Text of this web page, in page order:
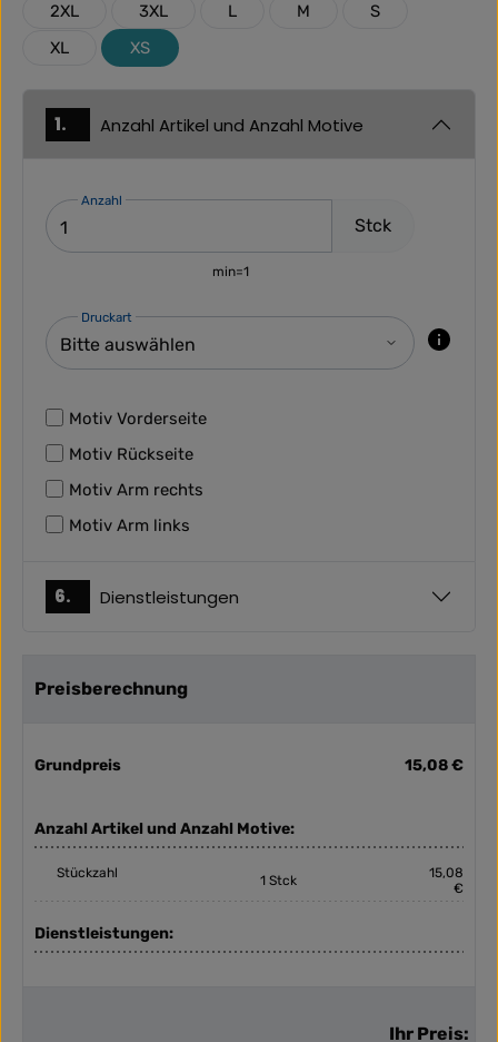
2XL
3XL L M
S
XL
XS
1. Anzahl Artikel und Anzahl Motive
Anzahl
Stck
min=1
Druckart
Motiv Vorderseite
Motiv Rückseite
Motiv Arm rechts
Motiv Arm links
6. Dienstleistungen
Preisberechnung
Grundpreis 15,08 €
Anzahl Artikel und Anzahl Motive:
Stückzahl 1 Stck
15,08
€
Dienstleistungen:
Ihr Preis: